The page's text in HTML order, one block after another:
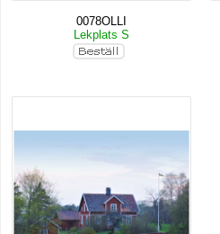
0078OLLI
Lekplats S